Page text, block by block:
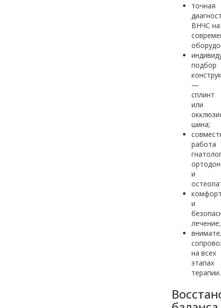
точная
ВНЧС на
подбор
—
сплинт
или
шина;
работа
и
и
лечение;
на всех
этапах
терапии.